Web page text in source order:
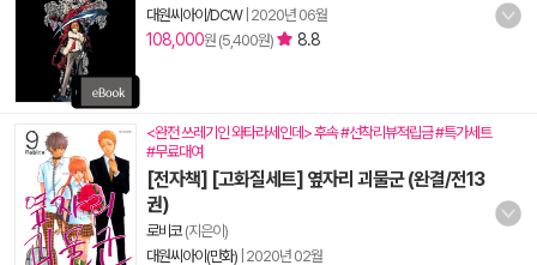
대원씨아이/DCW| 2020년 06월
108,000원 (5,400원) 8.8
<완전 쓰레기인 와타라세인데> 후속 #선착리뷰적립금 #특가세트
#무료대여
[전자책] [고화질세트] 옆자리 괴물군 (완결/전13
권)
로비코(지은이)
대원씨아이(만화) 2020년 02월